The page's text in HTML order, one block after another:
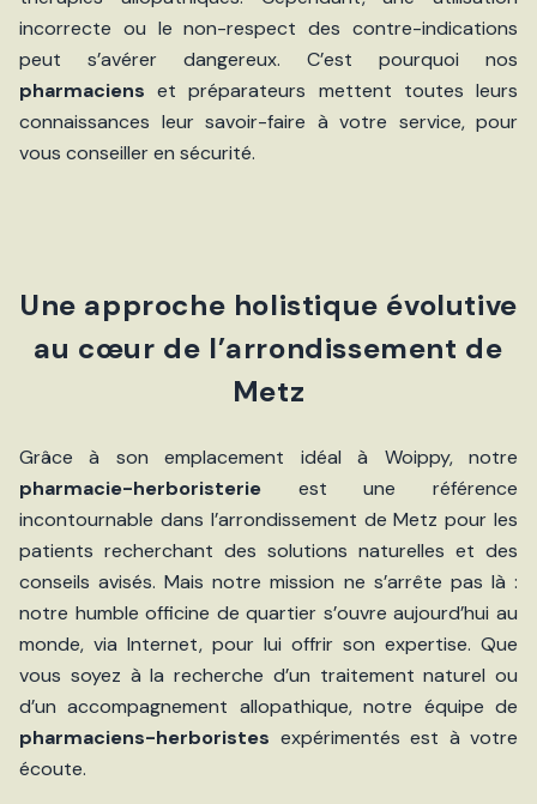
incorrecte ou le non-respect des contre-indications
peut s’avérer dangereux. C’est pourquoi nos
pharmaciens et préparateurs mettent toutes leurs
connaissances leur savoir-faire à votre service, pour
vous conseiller en sécurité.
Une approche holistique évolutive
au cœur de l’arrondissement de
Metz
Grâce à son emplacement idéal à Woippy, notre
pharmacie-herboristerie est une référence
incontournable dans l’arrondissement de Metz pour les
patients recherchant des solutions naturelles et des
conseils avisés. Mais notre mission ne s’arrête pas là :
notre humble officine de quartier s’ouvre aujourd’hui au
monde, via Internet, pour lui offrir son expertise. Que
vous soyez à la recherche d’un traitement naturel ou
d’un accompagnement allopathique, notre équipe de
pharmaciens-herboristes expérimentés est à votre
écoute.